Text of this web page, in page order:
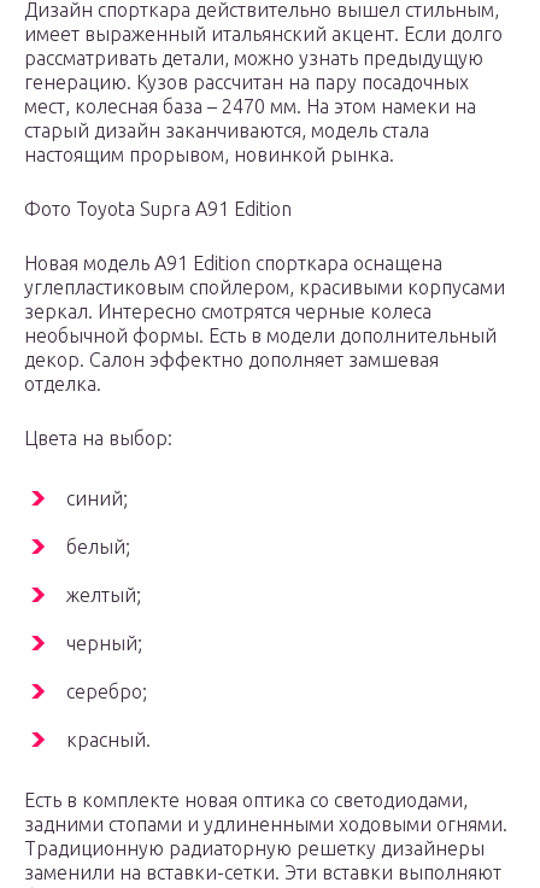
Дизайн спорткара действительно вышел стильным,
имеет выраженный итальянский акцент. Если долго
рассматривать детали, можно узнать предыдущую
генерацию. Кузов рассчитан на пару посадочных
мест, колесная база – 2470 мм. На этом намеки на
старый дизайн заканчиваются, модель стала
настоящим прорывом, новинкой рынка.
Фото Toyota Supra A91 Edition
Новая модель A91 Edition спорткара оснащена
углепластиковым спойлером, красивыми корпусами
зеркал. Интересно смотрятся черные колеса
необычной формы. Есть в модели дополнительный
декор. Салон эффектно дополняет замшевая
отделка.
Цвета на выбор:
синий;
белый;
желтый;
черный;
серебро;
красный.
Есть в комплекте новая оптика со светодиодами,
задними стопами и удлиненными ходовыми огнями.
Традиционную радиаторную решетку дизайнеры
заменили на вставки-сетки. Эти вставки выполняют